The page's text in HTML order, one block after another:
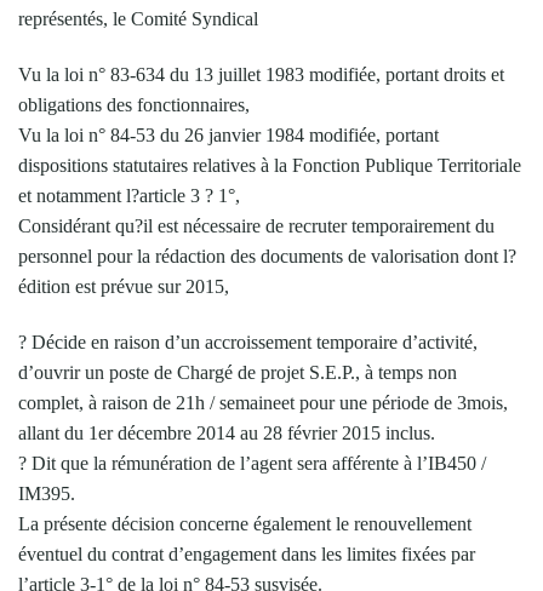
représentés, le Comité Syndical
Vu la loi n° 83-634 du 13 juillet 1983 modifiée, portant droits et
obligations des fonctionnaires,
Vu la loi n° 84-53 du 26 janvier 1984 modifiée, portant
dispositions statutaires relatives à la Fonction Publique Territoriale
et notamment l?article 3 ? 1°,
Considérant qu?il est nécessaire de recruter temporairement du
personnel pour la rédaction des documents de valorisation dont l?
édition est prévue sur 2015,
? Décide en raison d’un accroissement temporaire d’activité,
d’ouvrir un poste de Chargé de projet S.E.P., à temps non
complet, à raison de 21h / semaineet pour une période de 3mois,
allant du 1er décembre 2014 au 28 février 2015 inclus.
? Dit que la rémunération de l’agent sera afférente à l’IB450 /
IM395.
La présente décision concerne également le renouvellement
éventuel du contrat d’engagement dans les limites fixées par
l’article 3-1° de la loi n° 84-53 susvisée.